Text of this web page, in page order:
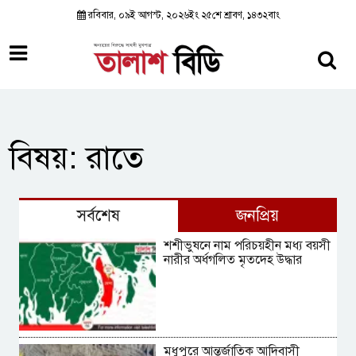
রবিবার, ০৯ই আগস্ট, ২০২৬ইং ২৫শে শ্রাবণ, ১৪৩২বাং
বিষয়: রাতে
সর্বশেষ জনপ্রিয়
শশীভুষনে নাম পরিচয়হীন মধ্য বয়সী
নারীর অর্ধগলিত মৃতদেহ উদ্ধার
মধুপুরে আন্তর্জাতিক আদিবাসী